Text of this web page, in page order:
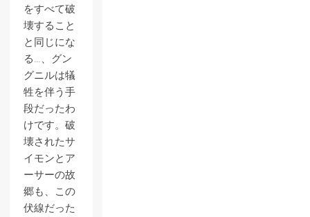
をすべて破
壊すること
と同じにな
る…、グン
グニルは犠
牲を伴う手
段だったわ
けです。破
壊されたサ
イモンとア
ーサーの故
郷も、この
伏線だった